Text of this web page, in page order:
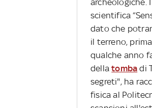
archeologiche.
scientifica
dato che
il terreno,
qualche anno
dellatomba di
segreti", ha
fisica al